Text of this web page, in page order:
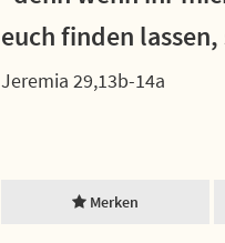
euch finden
Jeremia 29,13b-14a
Merken